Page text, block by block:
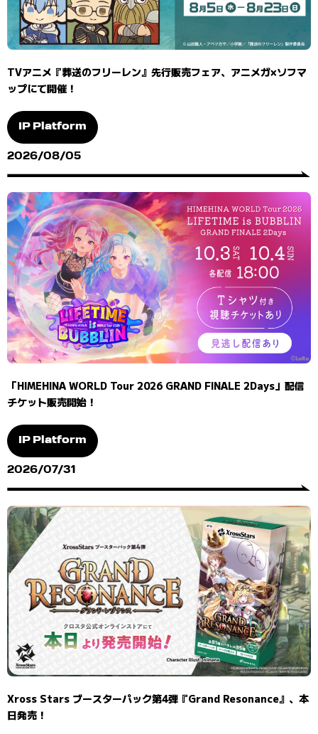
TVアニメ『葬送のフリーレン』先行販売フェア、アニメガ×ソフマ
ップにて開催！
IP Platform
2026/08/05
「HIMEHINA WORLD Tour 2026 GRAND FINALE 2Days」配信
チケット販売開始！
IP Platform
2026/07/31
Xross Stars ブースターパック第4弾『Grand Resonance』、本
日発売！